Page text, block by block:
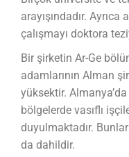
arayışındadır.
çalışmayı doktora
Bir şirketin Ar-Ge
adamlarının Alman
yüksektir.
bölgelerde vasıflı
duyulmaktadır.
da dahildir.